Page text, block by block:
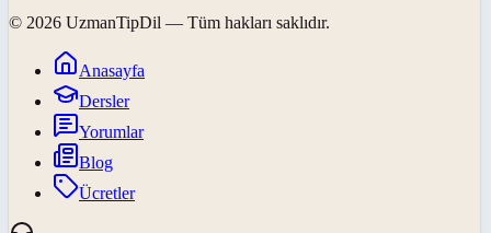
© 2026 UzmanTipDil — Tüm hakları saklıdır.
Anasayfa
Dersler
Yorumlar
Blog
Ücretler